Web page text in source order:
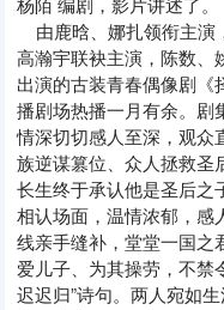
由鹿晗、娜扎领衔主演
高瀚宇联袂主演，陈数、
出演的古装青春偶像剧《
播剧场热播一月有余。剧
情深切切感人至深，观众
族逆谋篡位、众人拯救圣
长生终于承认他是圣后之
相认场面，温情浓郁，感
线亲手缝补，堂堂一国之
爱儿子、为其操劳，不禁
迟迟归”诗句。两人宛如